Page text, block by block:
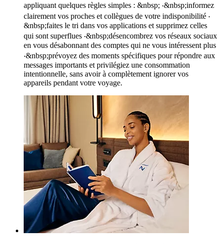
appliquant quelques règles simples : &nbsp; ‧&nbsp;informez
clairement vos proches et collègues de votre indisponibilité ‧
&nbsp;faites le tri dans vos applications et supprimez celles
qui sont superflues ‧&nbsp;désencombrez vos réseaux sociaux
en vous désabonnant des comptes qui ne vous intéressent plus
‧&nbsp;prévoyez des moments spécifiques pour répondre aux
messages importants et privilégiez une consommation
intentionnelle, sans avoir à complètement ignorer vos
appareils pendant votre voyage.